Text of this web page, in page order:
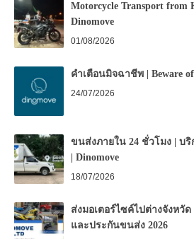
Motorcycle Transport from
Dinomove
01/08/2026
คำเตือนมิจฉาชีพ | Beware of
24/07/2026
ขนส่งภายใน 24 ชั่วโมง | บ
| Dinomove
18/07/2026
ส่งมอเตอร์ไซค์ไปต่างจังหวั
และประกันขนส่ง 2026